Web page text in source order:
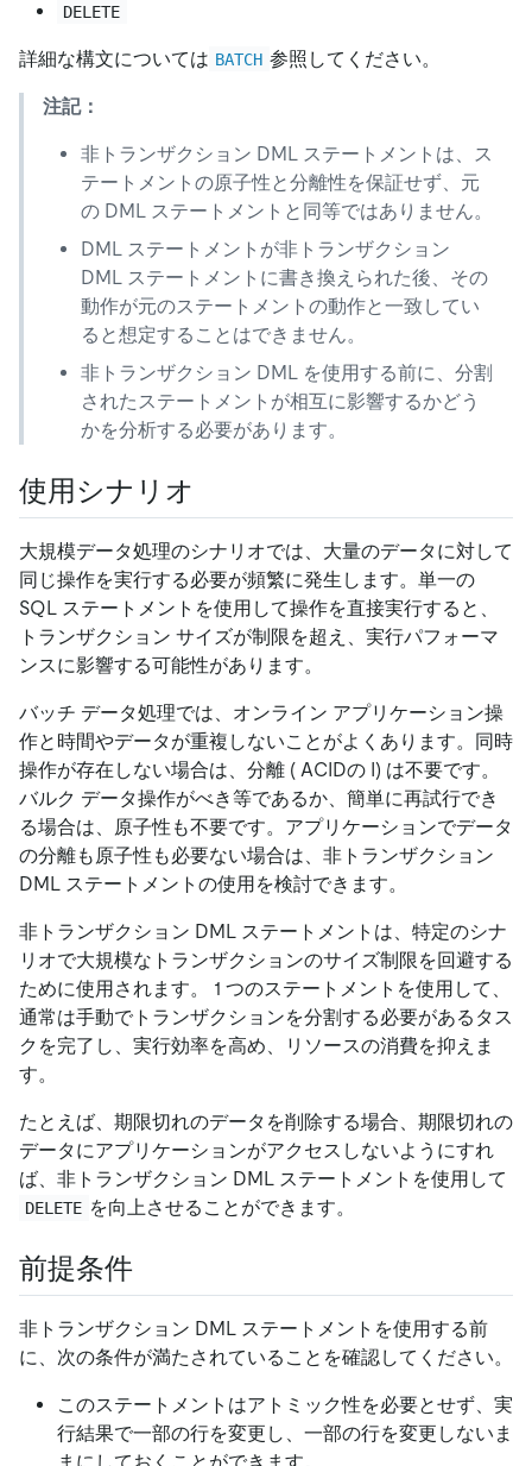
DELETE
詳細な構文については BATCH 参照してください。
注記：
非トランザクション DML ステートメントは、ス
テートメントの原子性と分離性を保証せず、元
の DML ステートメントと同等ではありません。
DML ステートメントが非トランザクション
DML ステートメントに書き換えられた後、その
動作が元のステートメントの動作と一致してい
ると想定することはできません。
非トランザクション DML を使用する前に、分割
されたステートメントが相互に影響するかどう
かを分析する必要があります。
使用シナリオ
大規模データ処理のシナリオでは、大量のデータに対して
同じ操作を実行する必要が頻繁に発生します。単一の
SQL ステートメントを使用して操作を直接実行すると、
トランザクション サイズが制限を超え、実行パフォーマ
ンスに影響する可能性があります。
バッチ データ処理では、オンライン アプリケーション操
作と時間やデータが重複しないことがよくあります。同時
操作が存在しない場合は、分離 ( ACIDの I) は不要です。
バルク データ操作がべき等であるか、簡単に再試行でき
る場合は、原子性も不要です。アプリケーションでデータ
の分離も原子性も必要ない場合は、非トランザクション
DML ステートメントの使用を検討できます。
非トランザクション DML ステートメントは、特定のシナ
リオで大規模なトランザクションのサイズ制限を回避する
ために使用されます。 1 つのステートメントを使用して、
通常は手動でトランザクションを分割する必要があるタス
クを完了し、実行効率を高め、リソースの消費を抑えま
す。
たとえば、期限切れのデータを削除する場合、期限切れの
データにアプリケーションがアクセスしないようにすれ
ば、非トランザクション DML ステートメントを使用して
DELETE を向上させることができます。
前提条件
非トランザクション DML ステートメントを使用する前
に、次の条件が満たされていることを確認してください。
このステートメントはアトミック性を必要とせず、実
行結果で一部の行を変更し、一部の行を変更しないま